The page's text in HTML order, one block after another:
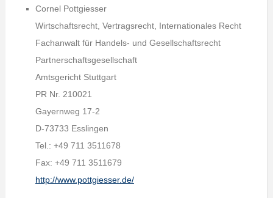
Cornel Pottgiesser
Wirtschaftsrecht, Vertragsrecht, Internationales Recht
Fachanwalt für Handels- und Gesellschaftsrecht
Partnerschaftsgesellschaft
Amtsgericht Stuttgart
PR Nr. 210021
Gayernweg 17-2
D-73733 Esslingen
Tel.: +49 711 3511678
Fax: +49 711 3511679
http://www.pottgiesser.de/